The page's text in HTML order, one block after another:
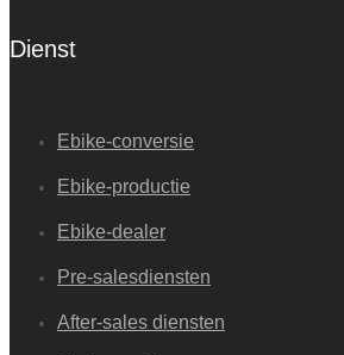
Dienst
Ebike-conversie
Ebike-productie
Ebike-dealer
Pre-salesdiensten
After-sales diensten